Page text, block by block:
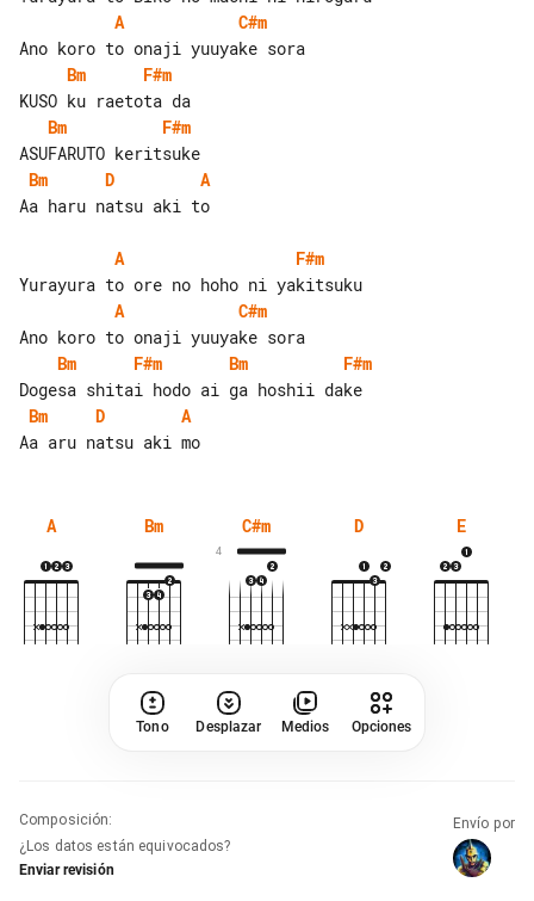
A
C#m
Bm
F#m
Bm
F#m
Bm
D
A
Aa haru natsu aki to
A
F#m
A
C#m
Bm
F#m Bm
F#m
Bm
D
A
A Bm C#m
4
D E
Tono Desplazar Medios Opciones
Composición:
¿Los datos están equivocados?
Enviar revisión
Envío por